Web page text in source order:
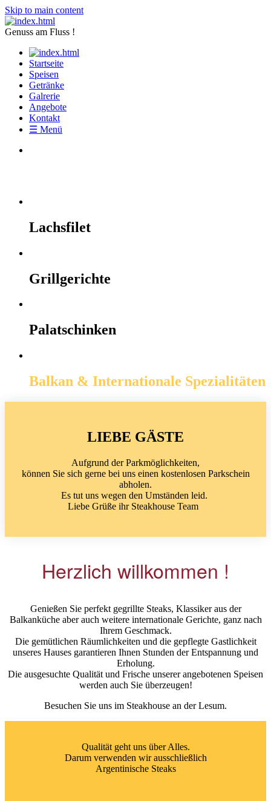
Skip to main content
Genuss am Fluss !
Startseite
Speisen
Getränke
Galrerie
Angebote
Kontakt
☰ Menü
Lachsfilet
Grillgerichte
Palatschinken
Balkan & Internationale Spezialitäten
LIEBE GÄSTE
Aufgrund der Parkmöglichkeiten,
können Sie sich gerne bei uns einen kostenlosen Parkschein
abholen.
Es tut uns wegen den Umständen leid.
Liebe Grüße ihr Steakhouse Team
Herzlich willkommen !
Genießen Sie perfekt gegrillte Steaks, Klassiker aus der
Balkanküche aber auch weitere internationale Gerichte, ganz nach
Ihrem Geschmack.
Die gemütlichen Räumlichkeiten und die gepflegte Gastlichkeit
unseres Hauses garantieren Ihnen Stunden der Entspannung und
Erholung.
Die ausgesuchte Qualität und Frische unserer angebotenen Speisen
werden auch Sie überzeugen!
Besuchen Sie uns im Steakhouse an der Lesum.
Qualität geht uns über Alles.
Darum verwenden wir ausschließlich
Argentinische Steaks